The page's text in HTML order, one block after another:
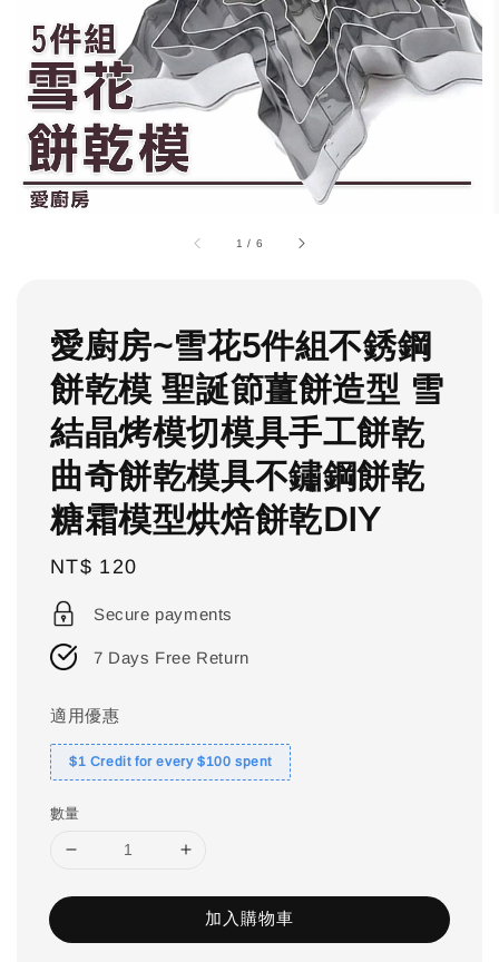
1 / 6
愛廚房~雪花5件組不銹鋼
餅乾模 聖誕節薑餅造型 雪
結晶烤模切模具手工餅乾
曲奇餅乾模具不鏽鋼餅乾
糖霜模型烘焙餅乾DIY
Regular
price
NT$ 120
Secure payments
7 Days Free Return
適用優惠
$1 Credit for every $100 spent
數量
加入購物車